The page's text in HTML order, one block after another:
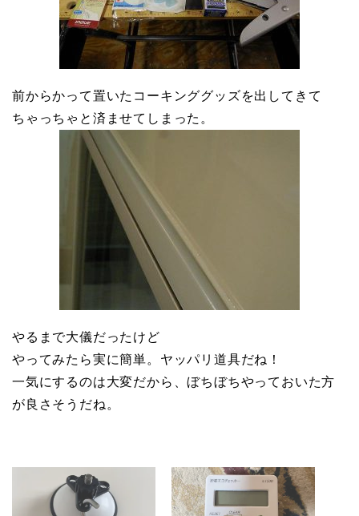
前からかって置いたコーキンググッズを出してきて
ちゃっちゃと済ませてしまった。
やるまで大儀だったけど
やってみたら実に簡単。ヤッパリ道具だね！
一気にするのは大変だから、ぼちぼちやっておいた方
が良さそうだね。